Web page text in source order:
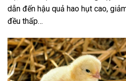
dẫn đến hậu quả hao hụt cao,
đều thấp…